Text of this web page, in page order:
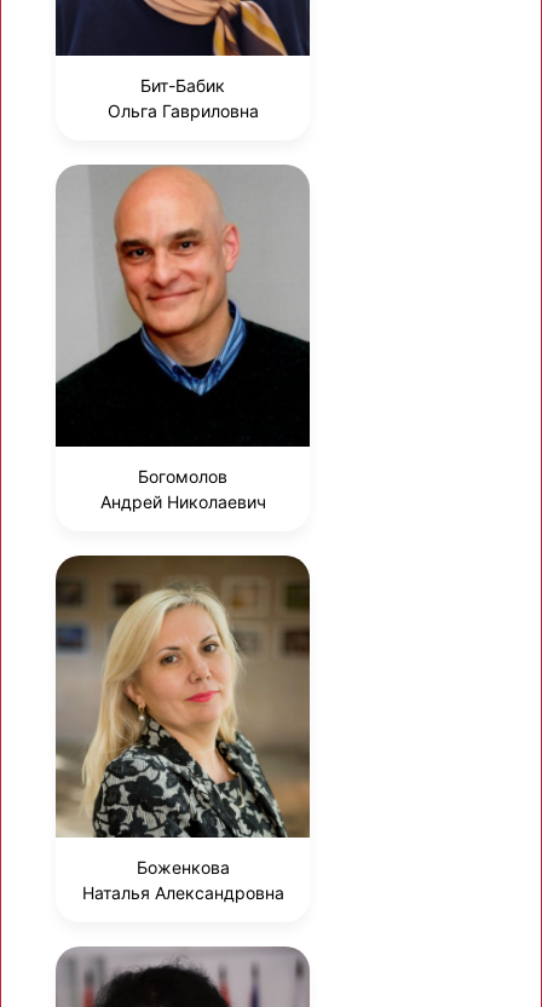
Бит-Бабик
Ольга Гавриловна
Богомолов
Андрей Николаевич
Боженкова
Наталья Александровна